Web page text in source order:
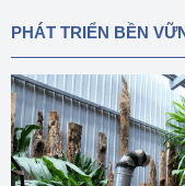
PHÁT TRIỂN BỀN